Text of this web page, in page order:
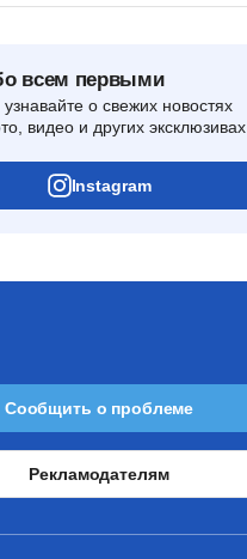
всем первыми
о свежих новостях
видео и других эксклюзивах
Instagram
Сообщить о проблеме
Рекламодателям